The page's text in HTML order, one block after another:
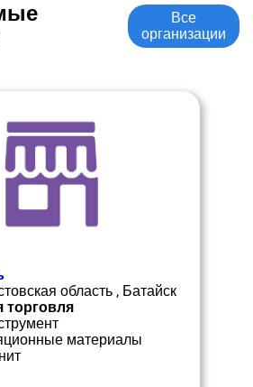
Все
организации
область , Батайск
торговля
материалы